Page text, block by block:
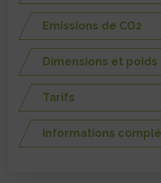
Emissions de CO2
Dimensions et poids
Tarifs
Informations